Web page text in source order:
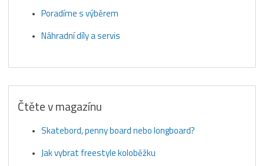
Poradíme s výběrem
Náhradní díly a servis
Čtěte v magazínu
Skatebord, penny board nebo longboard?
Jak vybrat freestyle koloběžku